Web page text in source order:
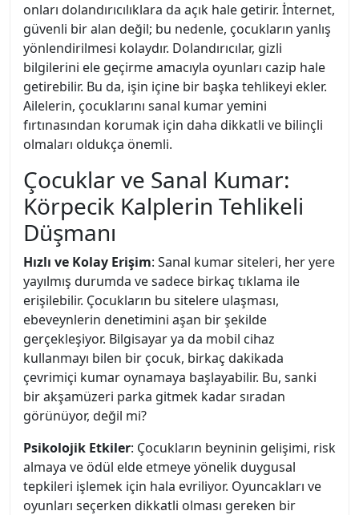
onları dolandırıcılıklara da açık hale getirir. İnternet,
güvenli bir alan değil; bu nedenle, çocukların yanlış
yönlendirilmesi kolaydır. Dolandırıcılar, gizli
bilgilerini ele geçirme amacıyla oyunları cazip hale
getirebilir. Bu da, işin içine bir başka tehlikeyi ekler.
Ailelerin, çocuklarını sanal kumar yemini
fırtınasından korumak için daha dikkatli ve bilinçli
olmaları oldukça önemli.
Çocuklar ve Sanal Kumar:
Körpecik Kalplerin Tehlikeli
Düşmanı
Hızlı ve Kolay Erişim: Sanal kumar siteleri, her yere
yayılmış durumda ve sadece birkaç tıklama ile
erişilebilir. Çocukların bu sitelere ulaşması,
ebeveynlerin denetimini aşan bir şekilde
gerçekleşiyor. Bilgisayar ya da mobil cihaz
kullanmayı bilen bir çocuk, birkaç dakikada
çevrimiçi kumar oynamaya başlayabilir. Bu, sanki
bir akşamüzeri parka gitmek kadar sıradan
görünüyor, değil mi?
Psikolojik Etkiler: Çocukların beyninin gelişimi, risk
almaya ve ödül elde etmeye yönelik duygusal
tepkileri işlemek için hala evriliyor. Oyuncakları ve
oyunları seçerken dikkatli olması gereken bir